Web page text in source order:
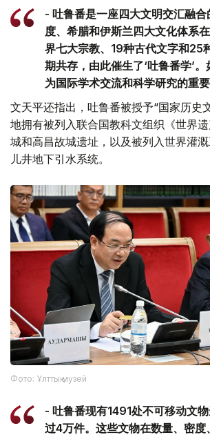
- 吐鲁番是一座四大文明交汇融
度、希腊和伊斯兰四大文化体系
界七大宗教、19种古代文字和25
期共存，由此催生了‘吐鲁番学’
为国际学术交流和科学研究的重要
文天平还指出，吐鲁番被授予“国家历史
地拥有被列入联合国教科文组织《世界
城和高昌故城遗址，以及被列入世界灌
儿井地下引水系统。
Фото: Ұлттық музей
- 吐鲁番现有1491处不可移动文
过4万件。这些文物在数量、密度